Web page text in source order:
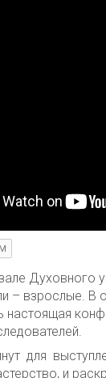
Духовного
– взрослые. В
настоящая
для
и